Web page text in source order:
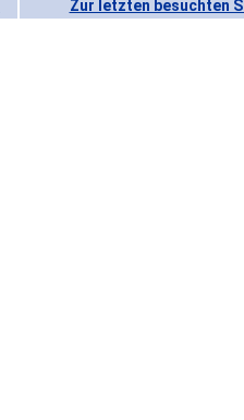
Zur letzten besuchten